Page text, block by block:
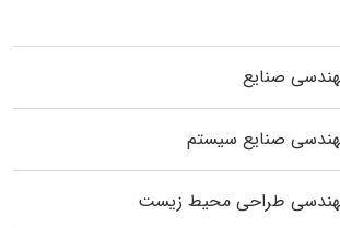
صنایع
صنایع سیستم
طراحی محیط زیست